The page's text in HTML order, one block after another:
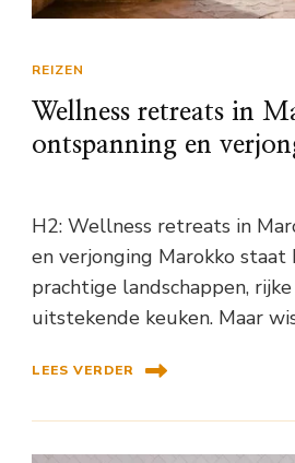
REIZEN
Wellness retreats in
ontspanning en
H2: Wellness retreats in
en verjonging Marokko staat
prachtige landschappen,
uitstekende keuken. Maar
LEES VERDER